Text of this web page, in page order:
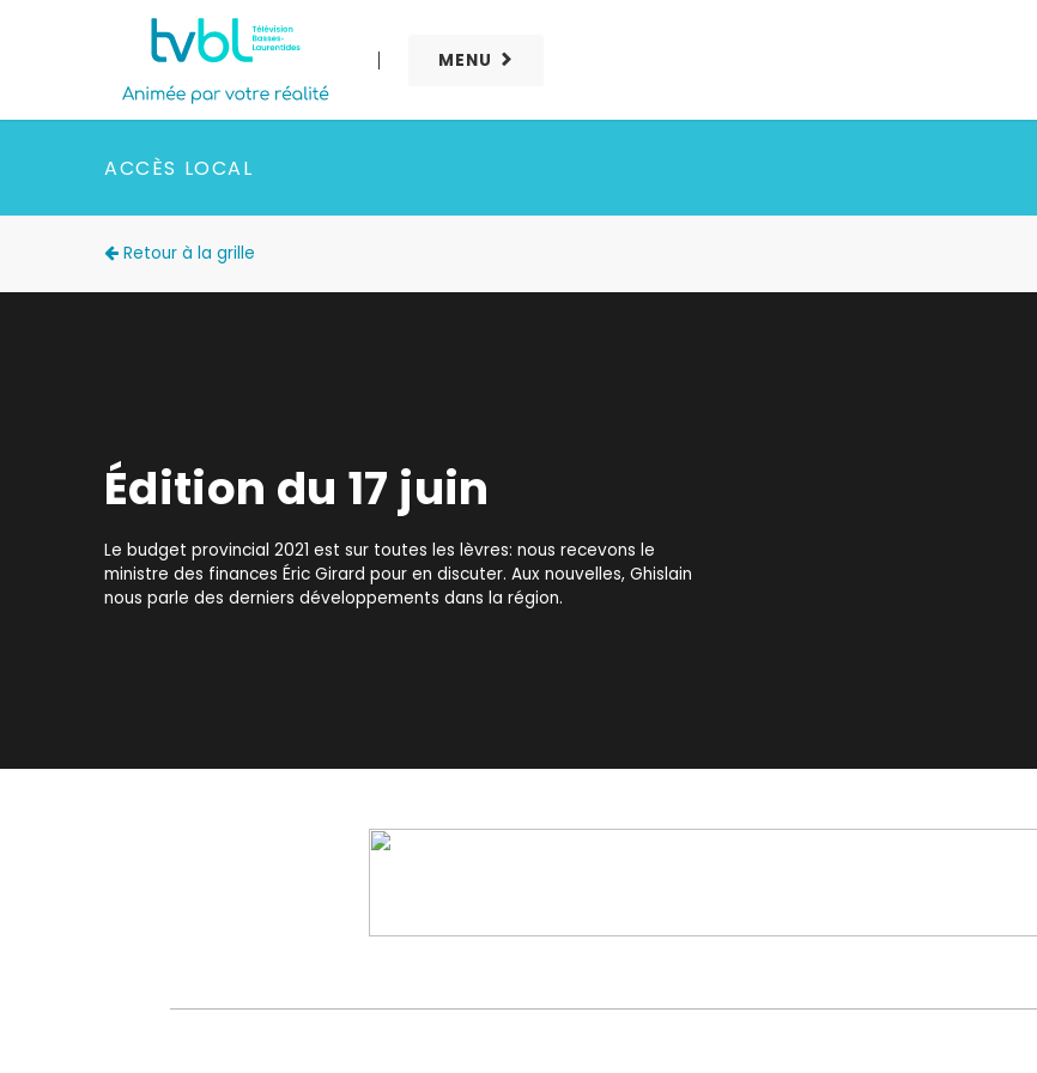
MENU
ACCÈS LOCAL
Retour à la grille
Édition du 17 juin
Le budget provincial 2021 est sur toutes les lèvres: nous recevons le
ministre des finances Éric Girard pour en discuter. Aux nouvelles, Ghislain
nous parle des derniers développements dans la région.